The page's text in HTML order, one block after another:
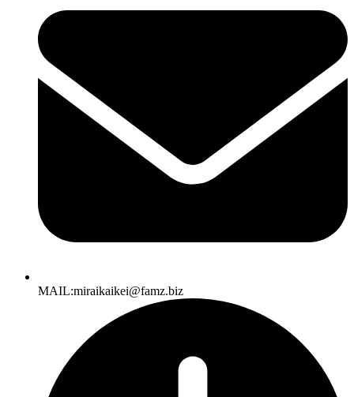
MAIL:miraikaikei@famz.biz